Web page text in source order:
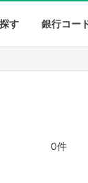
す 銀行コー
0件